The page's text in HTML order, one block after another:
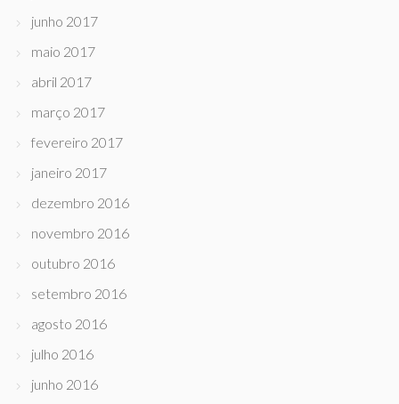
junho 2017
maio 2017
abril 2017
março 2017
fevereiro 2017
janeiro 2017
dezembro 2016
novembro 2016
outubro 2016
setembro 2016
agosto 2016
julho 2016
junho 2016